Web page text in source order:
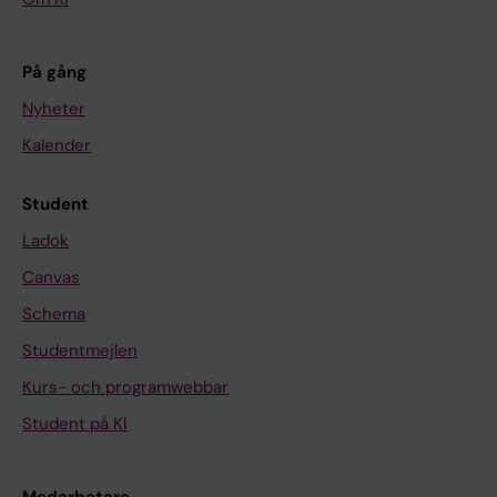
På gång
Nyheter
Kalender
Student
Ladok
Canvas
Schema
Studentmejlen
Kurs- och programwebbar
Student på KI